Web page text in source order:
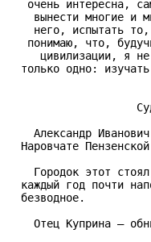
очень интересна,
вынести многие и
него, испытать
понимаю, что,
цивилизации, я
только одно:
Александр
Наровчате
Городок этот
каждый год почти
  безводное.
Отец Куприна –